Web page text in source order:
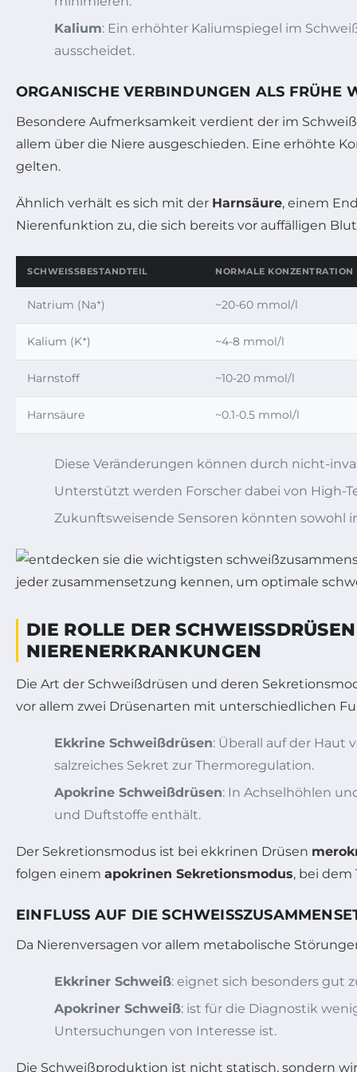
Kalium: Ein erhöhter Kaliumspiegel im
ausscheidet.
ORGANISCHE VERBINDUNGEN ALS FRÜHE
Besondere Aufmerksamkeit verdient der im
allem über die Niere ausgeschieden. Eine erhöhte
gelten.
Ähnlich verhält es sich mit der Harnsäure, einem
Nierenfunktion zu, die sich bereits vor auffälligen
SCHWEISSBESTANDTEIL NORMALE KONZENTRATION
Natrium (Na⁺) ~20-60 mmol/l
Kalium (K⁺) ~4-8 mmol/l
Harnstoff ~10-20 mmol/l
Harnsäure ~0.1-0.5 mmol/l
Diese Veränderungen können durch nicht-
Unterstützt werden Forscher dabei von High-
Zukunftsweisende Sensoren könnten sowohl
DIE ROLLE DER
IERENERKRANKUNGEN
Die Art der Schweißdrüsen und deren
vor allem zwei Drüsenarten mit unterschiedlichen
Ekkrine Schweißdrüsen: Überall auf der Haut
salzreiches Sekret zur Thermoregulation.
Apokrine Schweißdrüsen: In Achselhöhlen
und Duftstoffe enthält.
Der Sekretionsmodus ist bei ekkrinen Drüsen
folgen einem apokrinen Sekretionsmodus, bei
EINFLUSS AUF DIE
Da Nierenversagen vor allem metabolische
Ekkriner Schweiß: eignet sich besonders gut
Apokriner Schweiß: ist für die Diagnostik
Untersuchungen von Interesse ist.
Die Schweißproduktion ist nicht statisch, sondern